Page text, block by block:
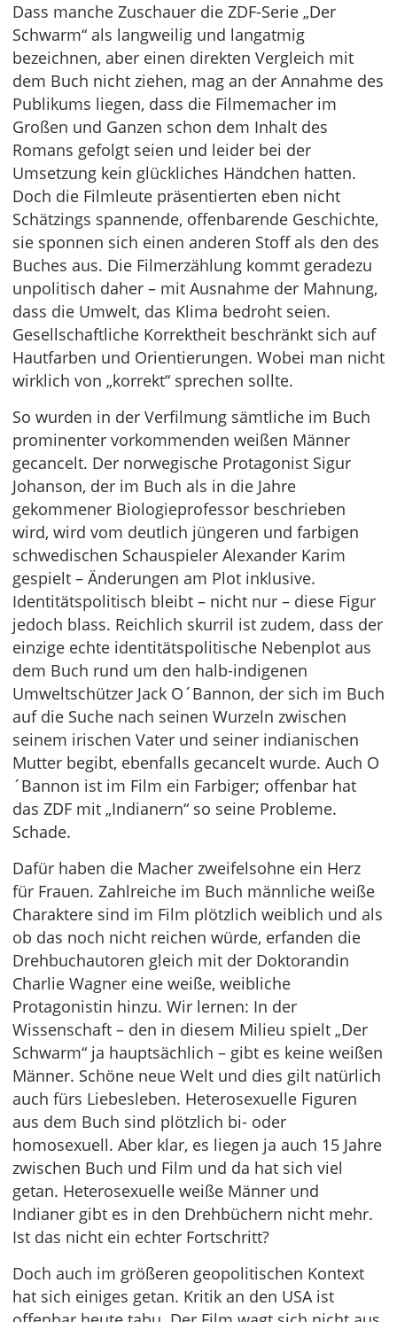
Dass manche Zuschauer die ZDF-Serie „Der
Schwarm“ als langweilig und langatmig
bezeichnen, aber einen direkten Vergleich mit
dem Buch nicht ziehen, mag an der Annahme des
Publikums liegen, dass die Filmemacher im
Großen und Ganzen schon dem Inhalt des
Romans gefolgt seien und leider bei der
Umsetzung kein glückliches Händchen hatten.
Doch die Filmleute präsentierten eben nicht
Schätzings spannende, offenbarende Geschichte,
sie sponnen sich einen anderen Stoff als den des
Buches aus. Die Filmerzählung kommt geradezu
unpolitisch daher – mit Ausnahme der Mahnung,
dass die Umwelt, das Klima bedroht seien.
Gesellschaftliche Korrektheit beschränkt sich auf
Hautfarben und Orientierungen. Wobei man nicht
wirklich von „korrekt“ sprechen sollte.
So wurden in der Verfilmung sämtliche im Buch
prominenter vorkommenden weißen Männer
gecancelt. Der norwegische Protagonist Sigur
Johanson, der im Buch als in die Jahre
gekommener Biologieprofessor beschrieben
wird, wird vom deutlich jüngeren und farbigen
schwedischen Schauspieler Alexander Karim
gespielt – Änderungen am Plot inklusive.
Identitätspolitisch bleibt – nicht nur – diese Figur
jedoch blass. Reichlich skurril ist zudem, dass der
einzige echte identitätspolitische Nebenplot aus
dem Buch rund um den halb-indigenen
Umweltschützer Jack O´Bannon, der sich im Buch
auf die Suche nach seinen Wurzeln zwischen
seinem irischen Vater und seiner indianischen
Mutter begibt, ebenfalls gecancelt wurde. Auch O
´Bannon ist im Film ein Farbiger; offenbar hat
das ZDF mit „Indianern“ so seine Probleme.
Schade.
Dafür haben die Macher zweifelsohne ein Herz
für Frauen. Zahlreiche im Buch männliche weiße
Charaktere sind im Film plötzlich weiblich und als
ob das noch nicht reichen würde, erfanden die
Drehbuchautoren gleich mit der Doktorandin
Charlie Wagner eine weiße, weibliche
Protagonistin hinzu. Wir lernen: In der
Wissenschaft – den in diesem Milieu spielt „Der
Schwarm“ ja hauptsächlich – gibt es keine weißen
Männer. Schöne neue Welt und dies gilt natürlich
auch fürs Liebesleben. Heterosexuelle Figuren
aus dem Buch sind plötzlich bi- oder
homosexuell. Aber klar, es liegen ja auch 15 Jahre
zwischen Buch und Film und da hat sich viel
getan. Heterosexuelle weiße Männer und
Indianer gibt es in den Drehbüchern nicht mehr.
Ist das nicht ein echter Fortschritt?
Doch auch im größeren geopolitischen Kontext
hat sich einiges getan. Kritik an den USA ist